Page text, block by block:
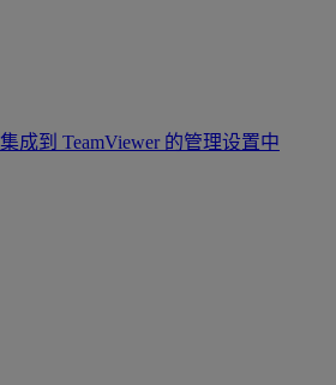
成到 TeamViewer 的管理设置中